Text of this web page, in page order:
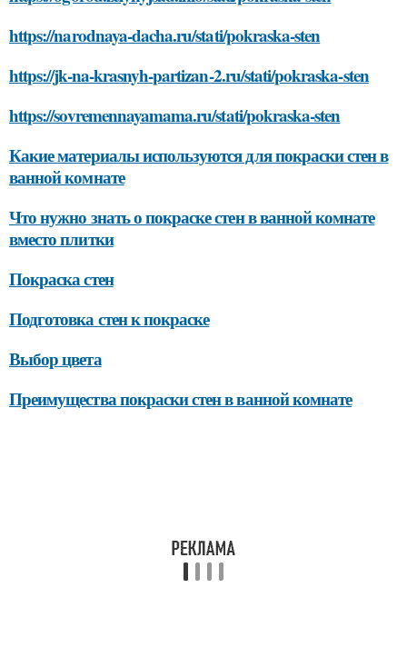
https://narodnaya-dacha.ru/stati/pokraska-sten
https://jk-na-krasnyh-partizan-2.ru/stati/pokraska-sten
https://sovremennayamama.ru/stati/pokraska-sten
Какие материалы используются для покраски стен в
ванной комнате
Что нужно знать о покраске стен в ванной комнате
вместо плитки
Покраска стен
Подготовка стен к покраске
Выбор цвета
Преимущества покраски стен в ванной комнате